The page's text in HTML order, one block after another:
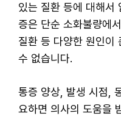
있는 질환 등에 대해서
증은 단순 소화불량에
질환 등 다양한 원인이
수 없습니다.
통증 양상, 발생 시점,
요하면 의사의 도움을